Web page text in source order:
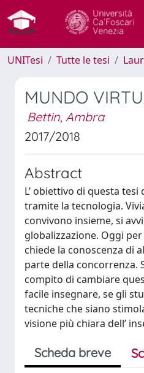
UNITesi Tutte le tesi
MUNDO
Bettin, Ambra
2017/2018
Abstract
L’ obiettivo di questa
tramite la tecnologia.
convivono insieme, si
globalizzazione. Oggi
chiede la conoscenza di
parte della concorrenza.
compito di cambiare
facile insegnare, se gli
tecniche che siano
visione più chiara dell’
Scheda breve